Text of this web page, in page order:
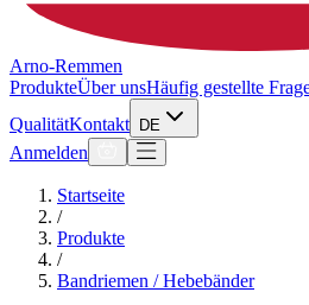
Arno-Remmen
ProdukteÜber unsHäufig gestellte
QualitätKontakt DE
Anmelden
Startseite
/
Produkte
/
Bandriemen / Hebebänder